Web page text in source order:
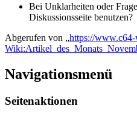
Bei Unklarheiten oder
Diskussionsseite benutzen?
Abgerufen von „https://
Navigationsmenü
Seitenaktionen